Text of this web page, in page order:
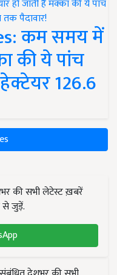
कम समय में
की ये पांच
126.6
की सभी लेटेस्ट ख़बरें
से जुड़ें.